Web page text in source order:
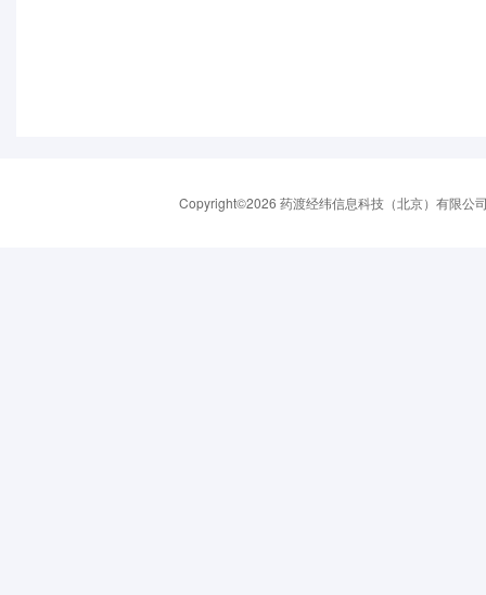
Copyright©2026 药渡经纬信息科技（北京）有限公